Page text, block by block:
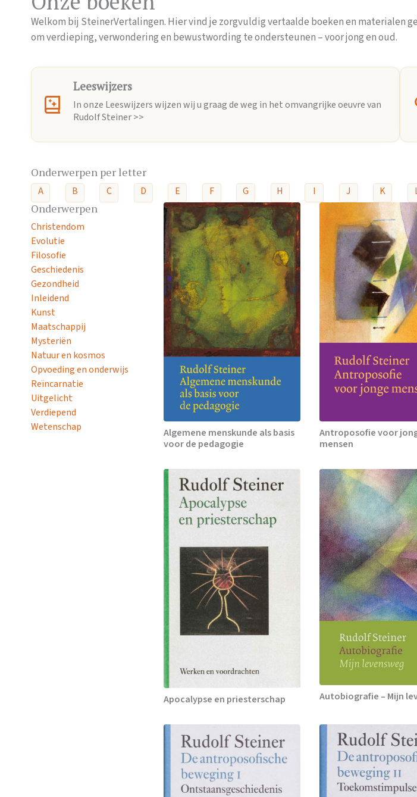
Welkom bij SteinerVertalingen. Hier vind je zorgvuldig vertaalde boeken en materialen
om verdieping, verwondering en bewustwording te ondersteunen – voor jong en oud.
Leeswijzers
In onze Leeswijzers wijzen wij u graag de weg in het omvangrijke oeuvre van
Rudolf Steiner >>
Onderwerpen per letter
A B C D E F G H I J K
Onderwerpen
Christendom
Evolutie
Filosofie
Geschiedenis
Gezondheid
Inleidend
Kunst
Maatschappij
Mysteriën
Natuur en kosmos
Opvoeding en onderwijs
Reïncarnatie
Uitgelicht
Verdiepend
Wetenschap
Algemene menskunde als basis
voor de pedagogie
Antroposofie voor
mensen
Apocalypse en priesterschap Autobiografie – Mijn